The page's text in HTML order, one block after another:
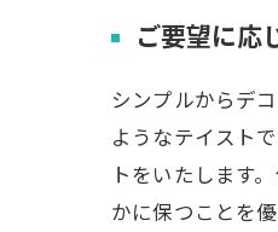
ご要望に応
シンプルからデ
ようなテイスト
トをいたします
かに保つことを